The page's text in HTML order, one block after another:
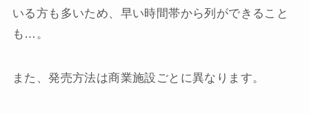
いる方も多いため、早い時間帯から列ができること
も…。
また、発売方法は商業施設ごとに異なります。